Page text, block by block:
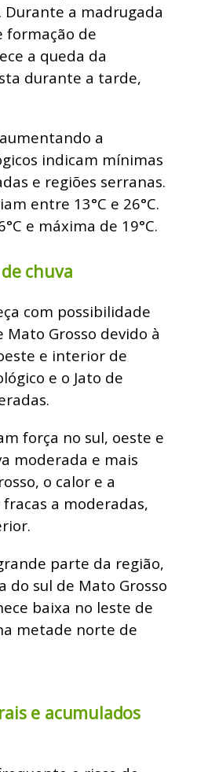
Durante a madrugada
formação de
a queda da
durante a tarde,
a
indicam mínimas
e regiões serranas.
entre 13°C e 26°C.
e máxima de 19°C.
chuva
com possibilidade
Grosso devido à
e interior de
e o Jato de
força no sul, oeste e
moderada e mais
o calor e a
a moderadas,
parte da região,
do sul de Mato Grosso
baixa no leste de
metade norte de
e acumulados